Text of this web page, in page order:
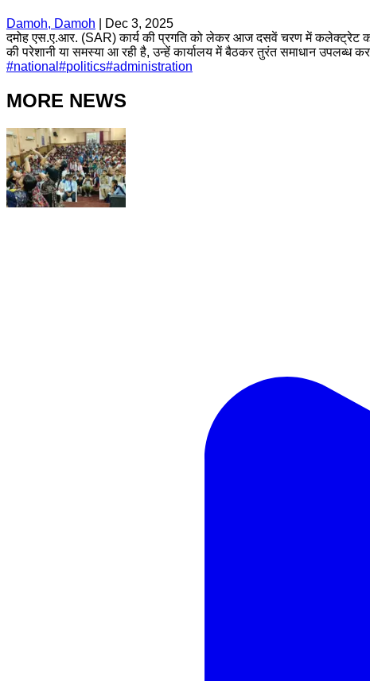
Damoh, Damoh
Dec 3, 2025
दमोह एस.ए.आर. (SAR) कार्य की प्रगति को लेकर आज दसवें चरण में कलेक्ट्रेट
की परेशानी या समस्या आ रही है, उन्हें कार्यालय में बैठकर तुरंत समाधान उपलब्ध
#national #politics#administration
MORE NEWS